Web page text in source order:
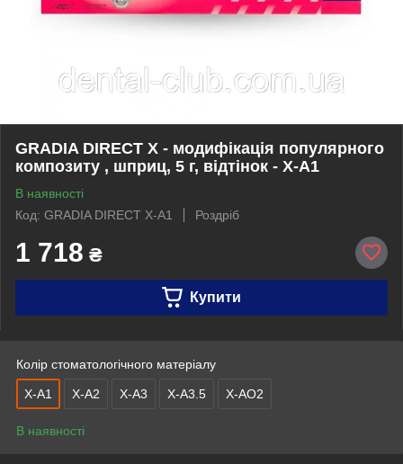
GRADIA DIRECT X - модифікація популярного
композиту , шприц, 5 г, відтінок - X-A1
В наявності
Код: GRADIA DIRECT X-A1
Роздріб
1 718 ₴
Купити
Колір стоматологічного матеріалу
X-A1 X-A2 X-A3 X-A3.5 X-AO2
В наявності